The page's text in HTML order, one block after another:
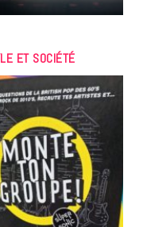
ET SOCIÉTÉ